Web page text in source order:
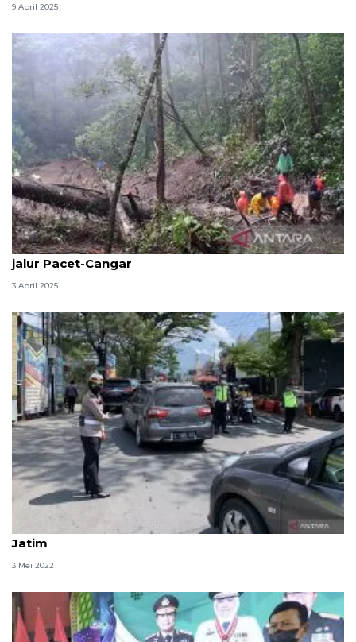
9 April 2025
Polisi alihkan arus Batu-Mojokerto imbas longsor di
jalur Pacet-Cangar
3 April 2025
Polisi lakukan rekayasa arus lalu lintas di Kota Batu
Jatim
3 Mei 2022